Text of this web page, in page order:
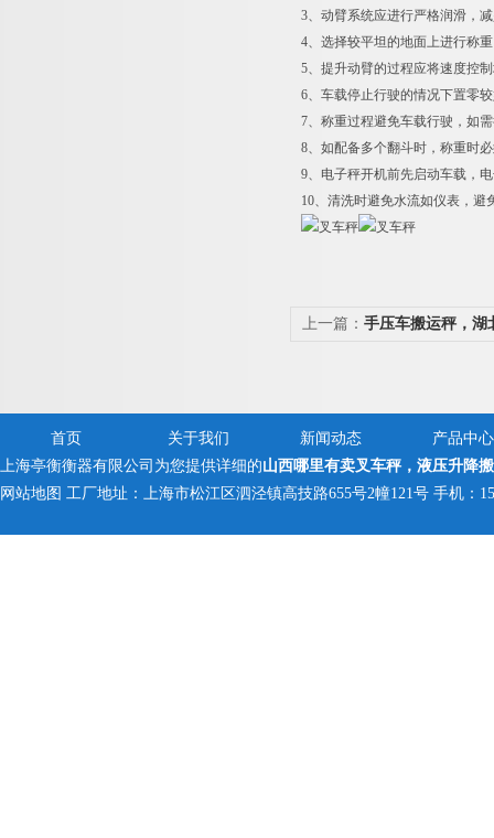
3、动臂系统应进行严格润滑，
4、选择较平坦的地面上进行称重
5、提升动臂的过程应将速度控
6、车载停止行驶的情况下置零
7、称重过程避免车载行驶，如
8、如配备多个翻斗时，称重时
9、电子秤开机前先启动车载，
10、清洗时避免水流如仪表，避
上一篇： 手压车搬运秤，湖
首页 关于我们 新闻动态
产品中心
上海亭衡衡器有限公司为您提供详细的山西哪里有卖叉车秤，液压升降
网站地图 工厂地址：上海市松江区泗泾镇高技路655号2幢121号 手机：